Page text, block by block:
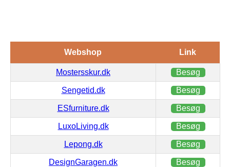
Webshop Link
Mostersskur.dk Besøg
Sengetid.dk Besøg
ESfurniture.dk Besøg
LuxoLiving.dk Besøg
Lepong.dk Besøg
DesignGaragen.dk Besøg